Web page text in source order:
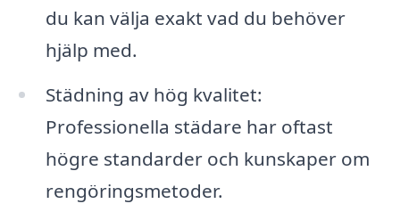
du kan välja exakt vad du behöver
hjälp med.
Städning av hög kvalitet:
Professionella städare har oftast
högre standarder och kunskaper om
rengöringsmetoder.